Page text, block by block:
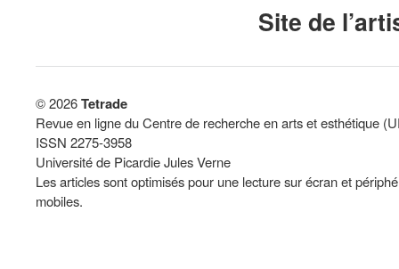
Site de
© 2026Tetrade
Revue en ligne du Centre de recherche en arts et esthétique
ISSN 2275-3958
Université de Picardie Jules Verne
Les articles sont optimisés pour une lecture sur écran et
mobiles.